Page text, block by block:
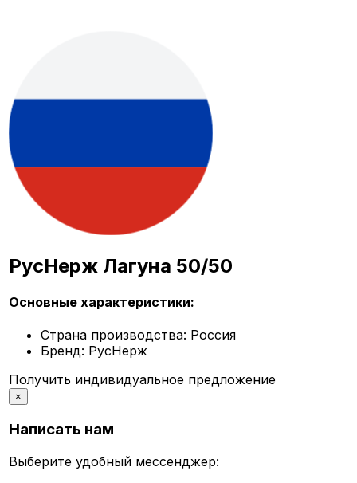
РусНерж Лагуна 50/50
Основные характеристики:
Страна производства: Россия
Бренд: РусНерж
Получить индивидуальное предложение
×
Написать нам
Выберите удобный мессенджер: